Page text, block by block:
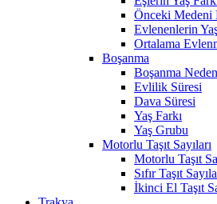
Önceki Medeni
Evlenenlerin
Ortalama
Boşanma
Boşanma
Evlilik Süresi
Dava Süresi
Yaş Farkı
Yaş Grubu
Motorlu Taşıt Sayıları
Motorlu Taşıt
Sıfır Taşıt
İkinci El Taşıt